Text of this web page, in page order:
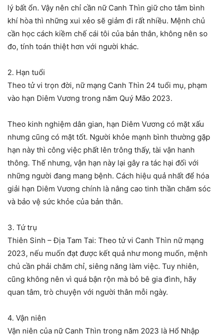
lý bất ổn. Vậy nên chỉ cần nữ Canh Thìn giữ cho tâm bình
khí hòa thì những xui xẻo sẽ giảm đi rất nhiều. Mệnh chủ
cần học cách kiềm chế cái tôi của bản thân, không nên so
đo, tính toán thiệt hơn với người khác.
2. Hạn tuổi
Theo tử vi trọn đời, nữ mạng Canh Thìn 24 tuổi mụ, phạm
vào hạn Diêm Vương trong năm Quý Mão 2023.
Theo kinh nghiệm dân gian, hạn Diêm Vương có mặt xấu
nhưng cũng có mặt tốt. Người khỏe mạnh bình thường gặp
hạn này thì công việc phất lên trông thấy, tài vận hanh
thông. Thế nhưng, vận hạn này lại gây ra tác hại đối với
những người đang mang bệnh. Cách hiệu quả nhất để hóa
giải hạn Diêm Vương chính là nâng cao tinh thần chăm sóc
và bảo vệ sức khỏe của bản thân.
3. Tứ trụ
Thiên Sinh – Địa Tam Tai: Theo tử vi Canh Thìn nữ mạng
2023, nếu muốn đạt được kết quả như mong muốn, mệnh
chủ cần phải chăm chỉ, siêng năng làm việc. Tuy nhiên,
cũng không nên vì quá bận rộn mà bỏ bê gia đình, hãy
quan tâm, trò chuyện với người thân mỗi ngày.
4. Vận niên
Vận niên của nữ Canh Thìn trong năm 2023 là Hổ Nhập